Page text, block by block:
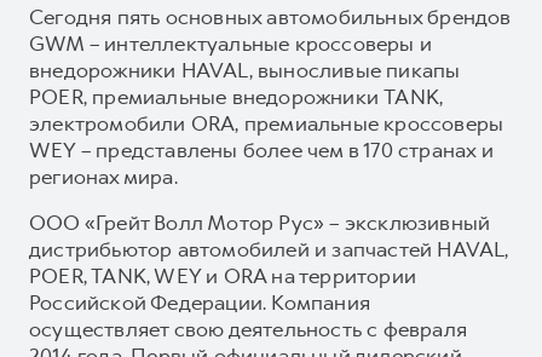
Сегодня пять основных автомобильных брендов
GWM – интеллектуальные кроссоверы и
внедорожники HAVAL, выносливые пикапы
POER, премиальные внедорожники TANK,
электромобили ORA, премиальные кроссоверы
WEY – представлены более чем в 170 странах и
регионах мира.
ООО «Грейт Волл Мотор Рус» – эксклюзивный
дистрибьютор автомобилей и запчастей HAVAL,
POER, TANK, WEY и ORA на территории
Российской Федерации. Компания
осуществляет свою деятельность с февраля